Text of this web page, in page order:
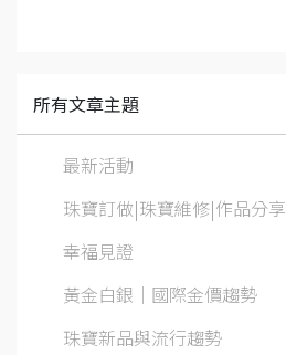
所有文章主題
最新活動
珠寶訂做|珠寶維修|作品分享
幸福見證
黃金白銀│國際金價趨勢
珠寶新品與流行趨勢